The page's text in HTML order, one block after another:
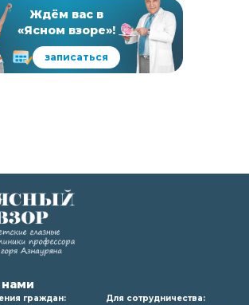
Ждём вас в
«Ясном взоре»!
записаться
граждан:
Для сотрудничества: